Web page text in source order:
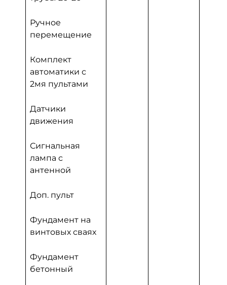
Ручное
перемещение
Комплект
автоматики с
2мя пультами
Датчики
движения
Сигнальная
лампа с
антенной
Доп. пульт
Фундамент на
винтовых сваях
Фундамент
бетонный